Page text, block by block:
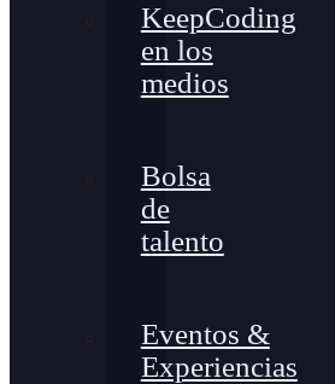
KeepCoding
en los
medios
Bolsa
de
talento
Eventos &
Experiencias